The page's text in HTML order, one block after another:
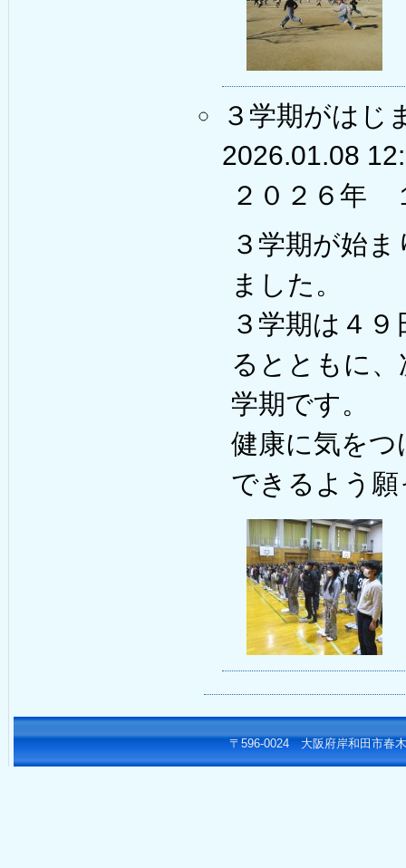
３学期がはじ
2026.01.08
２０２６年
３学期が始
ました。
３学期は４
るとともに
学期です。
健康に気を
できるよう
〒596-0024 大阪府岸和田市春